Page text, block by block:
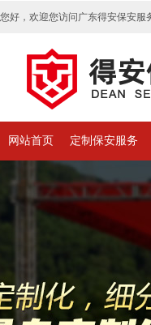
您好，欢迎您访问广东得安保安服
网站首页 定制保安服务